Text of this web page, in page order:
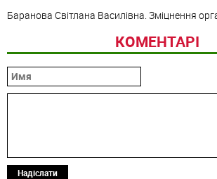
Баранова Світлана Василівна. Зміцнення
КОМЕНТАРІ
Надіслати